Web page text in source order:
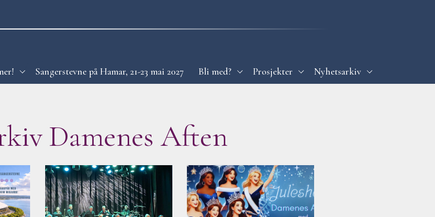
Aften
Sangerstevne på Hamar, 21-23 mai 2027 Bli med? Prosjekter Nyhetsarkiv
Damenes Aften